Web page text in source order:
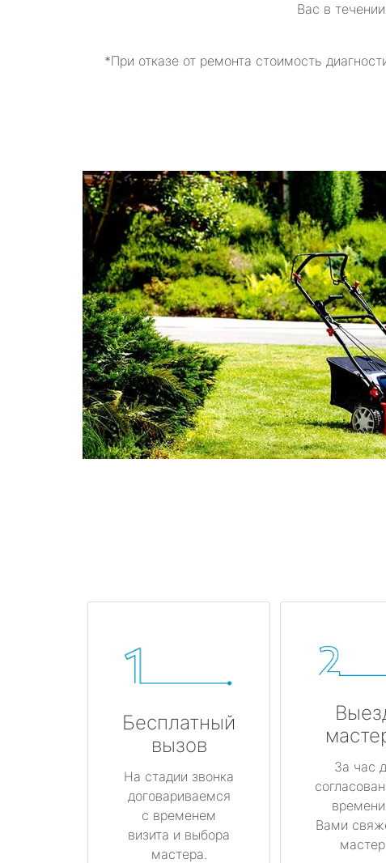
Вас в
*При отказе от ремонта стоимость
Бесплатный
вызов
На стадии звонка
договариваемся
с временем
визита и выбора
мастера.
За час
Вами